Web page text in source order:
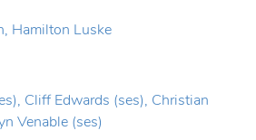
Hamilton Luske
Cliff Edwards (ses), Christian
Venable (ses)